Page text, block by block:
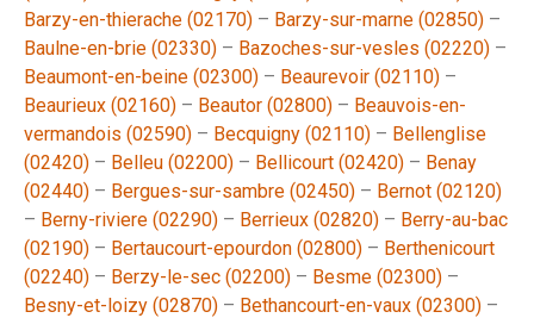
Barzy-en-thierache (02170) – Barzy-sur-marne (02850) –
Baulne-en-brie (02330) – Bazoches-sur-vesles (02220) –
Beaumont-en-beine (02300) – Beaurevoir (02110) –
Beaurieux (02160) – Beautor (02800) – Beauvois-en-
vermandois (02590) – Becquigny (02110) – Bellenglise
(02420) – Belleu (02200) – Bellicourt (02420) – Benay
(02440) – Bergues-sur-sambre (02450) – Bernot (02120)
– Berny-riviere (02290) – Berrieux (02820) – Berry-au-bac
(02190) – Bertaucourt-epourdon (02800) – Berthenicourt
(02240) – Berzy-le-sec (02200) – Besme (02300) –
Besny-et-loizy (02870) – Bethancourt-en-vaux (02300) –